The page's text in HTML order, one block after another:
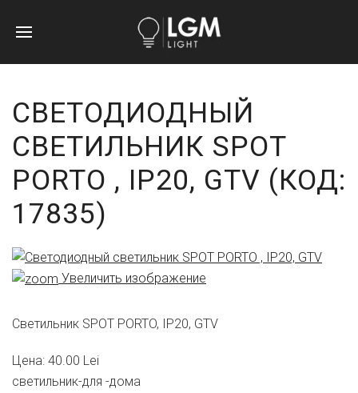
СВЕТОДИОДНЫЙ
СВЕТИЛЬНИК SPOT
PORTO , IP20, GTV (КОД:
17835)
Увеличить изображение
Светильник SPOT PORTO, IP20, GTV
Цена: 40.00 Lei
светильник-для -дома